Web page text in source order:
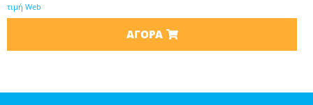
τιμή Web
ΑΓΟΡΆ